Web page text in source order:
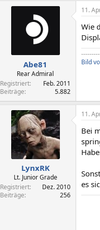
Abe81
Rear Admiral
Registriert
Feb. 2011
Beiträge
5.882
11.
Wie
Bild
LynxRK
Lt. Junior Grade
Registriert
Dez. 2010
Beiträge
256
11.
Bei
es